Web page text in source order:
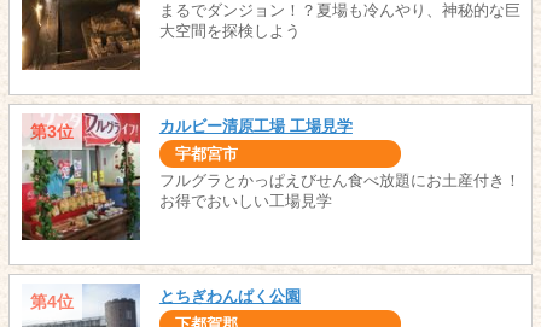
まるでダンジョン！？夏場も冷んやり、神秘的な巨
大空間を探検しよう
第3位 カルビー清原工場 工場見学
宇都宮市
フルグラとかっぱえびせん食べ放題にお土産付き！
お得でおいしい工場見学
第4位 とちぎわんぱく公園